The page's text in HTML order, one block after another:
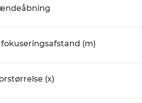
(m)
(x)